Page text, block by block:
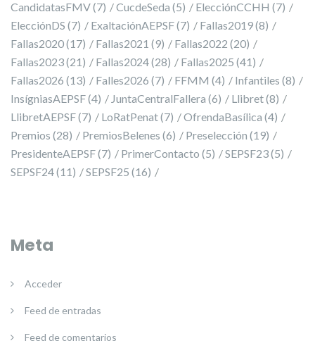
CandidatasFMV(7) CucdeSeda (5) ElecciónCCHH (7)
ElecciónDS (7) ExaltaciónAEPSF(7) Fallas2019(8)
Fallas2020(17) Fallas2021 (9) Fallas2022 (20)
Fallas2023(21) Fallas2024(28) Fallas2025 (41)
Fallas2026 (13) Falles2026 (7) FFMM (4) Infantiles (8)
InsígniasAEPSF(4) JuntaCentralFallera (6) Llibret(8)
LlibretAEPSF(7) LoRatPenat(7) OfrendaBasílica (4)
Premios (28) PremiosBelenes (6) Preselección (19)
PresidenteAEPSF(7) PrimerContacto (5) SEPSF23(5)
SEPSF24(11) SEPSF25 (16)
Meta
Acceder
Feed de entradas
Feed de comentarios